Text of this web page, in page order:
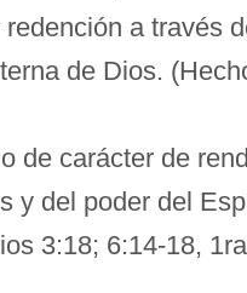
a través
de Dios.
de carácter de
y del poder del
3:18; 6:14-18,